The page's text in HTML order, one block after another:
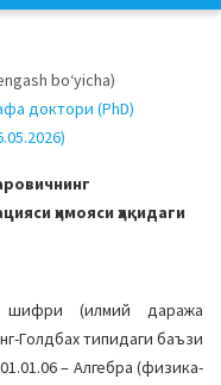
bo‘yicha)
доктори (PhD)
ҳимояси ҳақидаги
шифри (илмий даража
Голдбах типидаги баъзи
– Алгебра (физика-